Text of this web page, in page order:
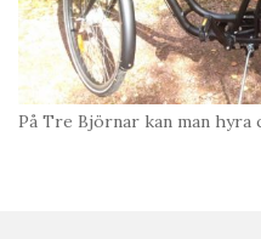
På Tre Björnar kan man hyra